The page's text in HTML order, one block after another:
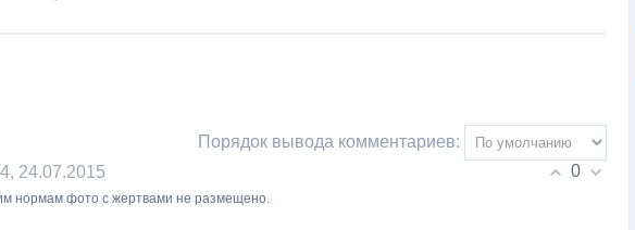
Порядок вывода комментариев:
0
24.07.2015
нормам фото с жертвами не размещено.